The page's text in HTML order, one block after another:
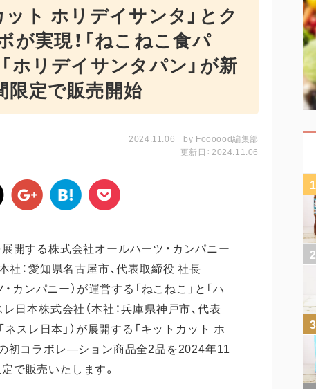
ト ホリデイサンタ」とク
実現！「ねこねこ食パ
ホリデイサンタパン」が新
限定で販売開始
2024.11.06 by Foooood編集部
更新日：2024.11.06
開する株式会社オールハーツ・カンパニー
社：愛知県名古屋市、代表取締役 社長
カンパニー）が運営する「ねこねこ」と「ハ
日本株式会社（本社：兵庫県神戸市、代表
スレ日本」）が展開する「キットカット ホ
初コラボレ―ション商品全2品を2024年11
で販売いたします。